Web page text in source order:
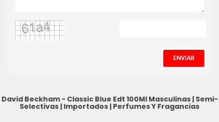
ENVIAR
David Beckham - Classic Blue Edt 100Ml Masculinas| Semi-
Selectivas | Importados | Perfumes Y Fragancias